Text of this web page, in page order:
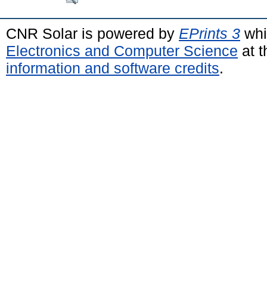
CNR Solar is powered by EPrints 3
Electronics and Computer Science at
information and software credits.